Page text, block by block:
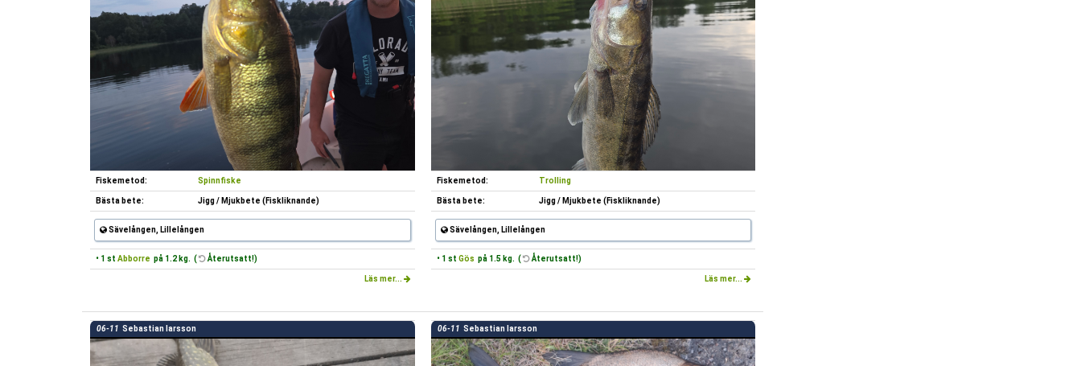
Fiskemetod: Spinnfiske
Bästa bete: Jigg / Mjukbete (Fiskliknande)
Sävelången, Lillelången
• 1 st Abborre på 1.2 kg. ( Återutsatt!)
Läs mer...
Fiskemetod: Trolling
Bästa bete: Jigg / Mjukbete (Fiskliknande)
Sävelången, Lillelången
• 1 st Gös på 1.5 kg. ( Återutsatt!)
Läs mer...
06-11 Sebastian larsson 06-11 Sebastian larsson